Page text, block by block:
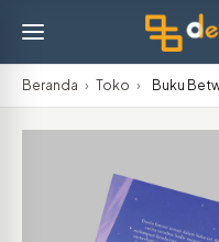
Beranda › Toko › Buku